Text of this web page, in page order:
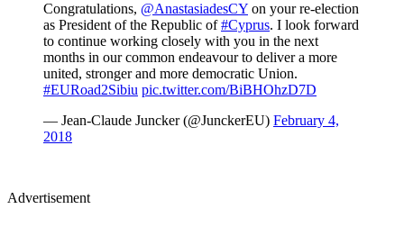
Congratulations, @AnastasiadesCY on your re-election
as President of the Republic of#Cyprus. I look forward
to continue working closely with you in the next
months in our common endeavour to deliver a more
united, stronger and more democratic Union.
#EURoad2Sibiu pic.twitter.com/BiBHOhzD7D
— Jean-Claude Juncker (@JunckerEU) February 4,
2018
Advertisement